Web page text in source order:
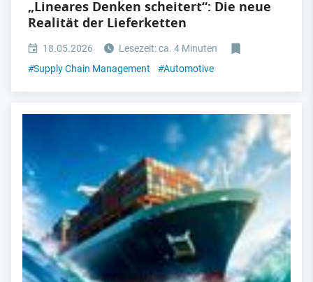
„Lineares Denken scheitert“: Die neue
Realität der Lieferketten
18.05.2026
Lesezeit: ca. 4 Minuten
#Supply Chain Management #Automotive